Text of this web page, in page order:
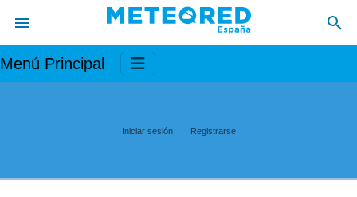
Menú Principal
Iniciar sesión Registrarse